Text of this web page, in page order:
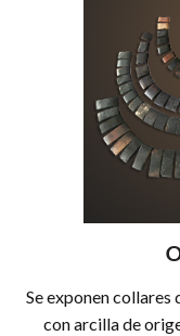
Se exponen collares
con arcilla de